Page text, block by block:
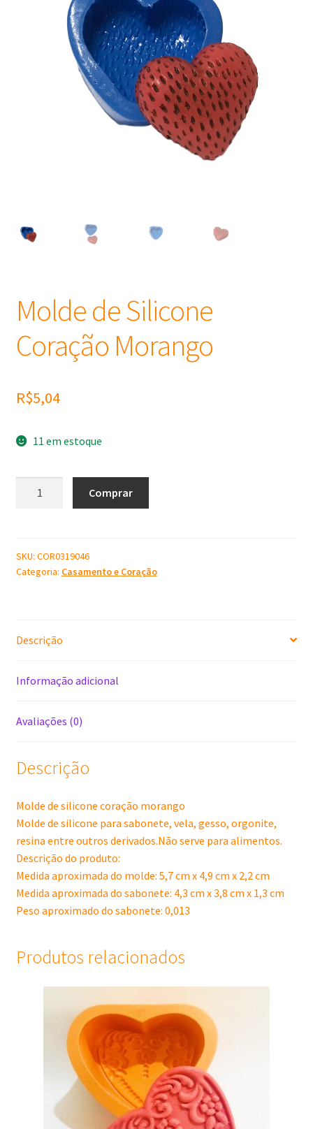
Molde de Silicone
Coração Morango
R$5,04
11 em estoque
Morango
quantidade
Comprar
SKU: COR0319046
Categoria: Casamento e Coração
Descrição
Informação adicional
Avaliações (0)
Descrição
Molde de silicone coração morango
Molde de silicone para sabonete, vela, gesso, orgonite,
resina entre outros derivados.Não serve para alimentos.
Descrição do produto:
Medida aproximada do molde: 5,7 cm x 4,9 cm x 2,2 cm
Medida aproximada do sabonete: 4,3 cm x 3,8 cm x 1,3 cm
Peso aproximado do sabonete: 0,013
Produtos relacionados